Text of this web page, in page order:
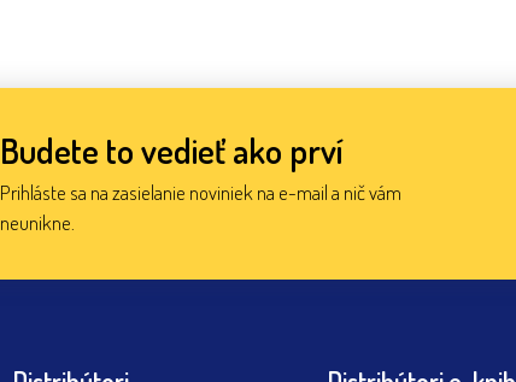
Budete to vedieť ako prví
Prihláste sa na zasielanie noviniek na e-mail a nič vám
neunikne.